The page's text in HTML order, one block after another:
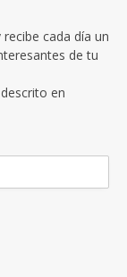
cada día un
de tu
en